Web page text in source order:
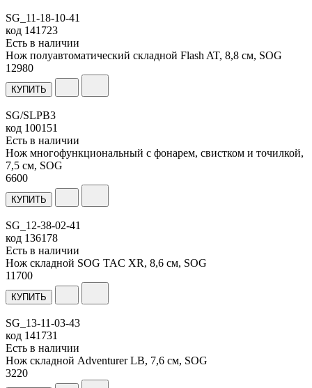
SG_11-18-10-41
код 141723
Есть в наличии
Нож полуавтоматический складной Flash AT, 8,8 см, SOG
12980
КУПИТЬ
SG/SLPB3
код 100151
Есть в наличии
Нож многофункциональный с фонарем, свистком и точилкой,
7,5 см, SOG
6600
КУПИТЬ
SG_12-38-02-41
код 136178
Есть в наличии
Нож складной SOG TAC XR, 8,6 см, SOG
11 700
КУПИТЬ
SG_13-11-03-43
код 141731
Есть в наличии
Нож складной Adventurer LB, 7,6 см, SOG
3220